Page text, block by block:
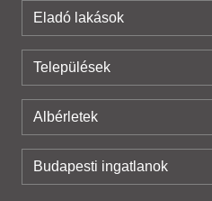
Eladó lakások
Települések
Albérletek
Budapesti ingatlanok